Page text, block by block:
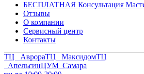
БЕСПЛАТНАЯ Консультация
Отзывы
О компании
Сервисный центр
Контакты
ТЦ АврораТЦ МаксидомТЦ
АпельсинЦУМ Самара